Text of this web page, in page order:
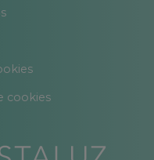
cookies